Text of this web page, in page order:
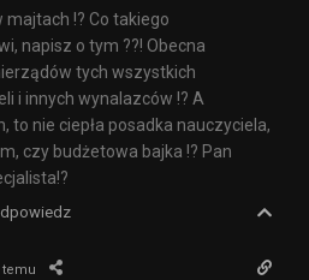
!? Co takiego
napisz o tym ??! Obecna
tych wszystkich
i innych wynalazców !? A
to nie ciepła posadka nauczyciela,
czy budżetowa bajka !? Pan